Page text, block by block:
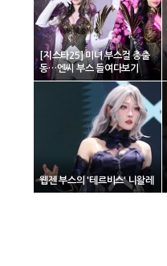
[지스타25] 미녀 부스걸 총출
동…엔씨 부스 들여다보기
웹젠 부스의 '테르비스' 니왈레